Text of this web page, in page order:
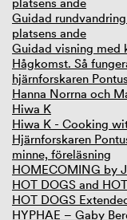
Guidad
platsens ande
Guidad visning med
Hågkomst. Så
hjärnforskaren
Hanna Norrna och
Hiwa K
Hiwa K - Cooking
Hjärnforskaren
minne, föreläsning
HOMECOMING by
HOT DOGS and
HOT DOGS
HYPHAE – Gaby